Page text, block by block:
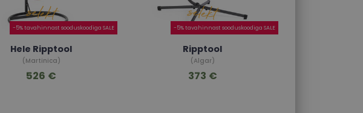
-5% tavahinnast sooduskoodiga SALE
Hele Ripptool
(Martinica)
526 €
-5% tavahinnast sooduskoodiga SALE
Ripptool
(Algar)
373 €